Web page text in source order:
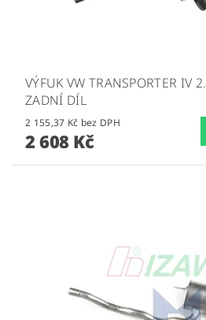
VÝFUK VW TRANSPORTER IV
ZADNÍ DÍL
2 155,37 Kč bez DPH
2 608 Kč